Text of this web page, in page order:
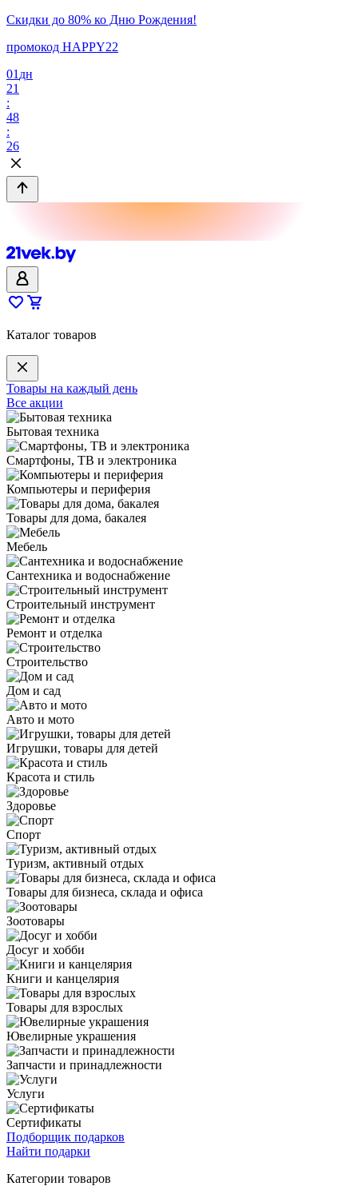
Скидки до 80% ко Дню Рождения!
промокод HAPPY22
01 дн
21
:
48
:
26
Каталог товаров
Товары на каждый день
Все акции
Бытовая техника
Смартфоны, ТВ и электроника
Компьютеры и периферия
Товары для дома, бакалея
Мебель
Сантехника и водоснабжение
Строительный инструмент
Ремонт и отделка
Строительство
Дом и сад
Авто и мото
Игрушки, товары для детей
Красота и стиль
Здоровье
Спорт
Туризм, активный отдых
Товары для бизнеса, склада и офиса
Зоотовары
Досуг и хобби
Книги и канцелярия
Товары для взрослых
Ювелирные украшения
Запчасти и принадлежности
Услуги
Сертификаты
Подборщик подарков
Найти подарки
Категории товаров